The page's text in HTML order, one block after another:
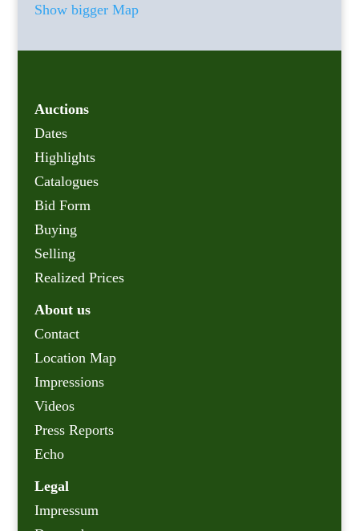
Show bigger Map
Auctions
Dates
Highlights
Catalogues
Bid Form
Buying
Selling
Realized Prices
About us
Contact
Location Map
Impressions
Videos
Press Reports
Echo
Legal
Impressum